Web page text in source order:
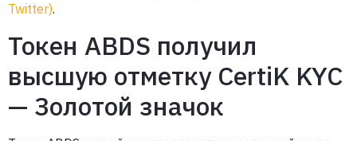
Twitter).
Токен ABDS получил
высшую отметку CertiK KYC
— Золотой значок